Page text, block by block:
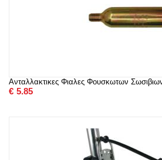
Ανταλλακτικες Φιαλες Φουσκωτων
€ 5.85